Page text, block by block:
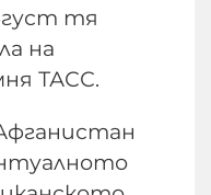
тя
на
ТАСС.